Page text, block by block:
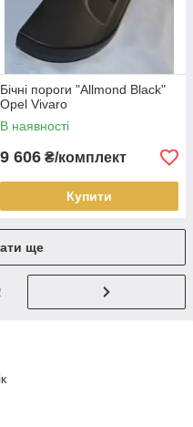
Бічні пороги "Allmond Black"
Opel Vivaro
В наявності
9 606 ₴/комплект
Купити
ще